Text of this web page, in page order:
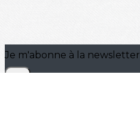
Je m'abonne à la newsletter